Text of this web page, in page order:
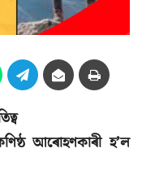
আৰোহণকাৰী হ’ল